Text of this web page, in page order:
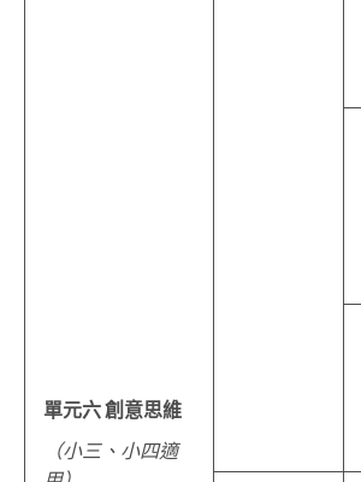
單元六 創意思維
（小三、小四適